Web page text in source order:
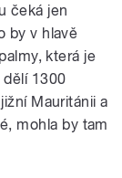
čeká jen
by v hlavě
která je
1300
Mauritánii a
mohla by tam